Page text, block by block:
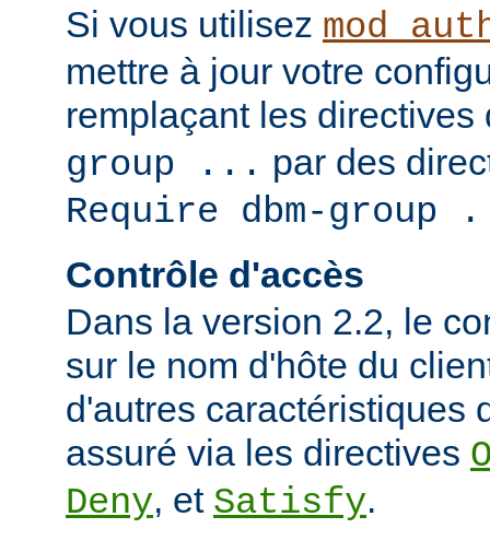
Si vous utilisez
mettre à jour votre
remplaçant les
group ... par des
Require dbm-group
Contrôle d'accès
Dans la version 2.2, le
sur le nom d'hôte du
d'autres caractéristiques
assuré via les directives
Deny, et Satisfy.